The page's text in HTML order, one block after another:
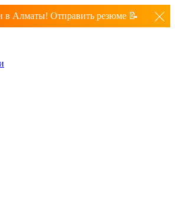
в Алматы! Отправить резюме 📝